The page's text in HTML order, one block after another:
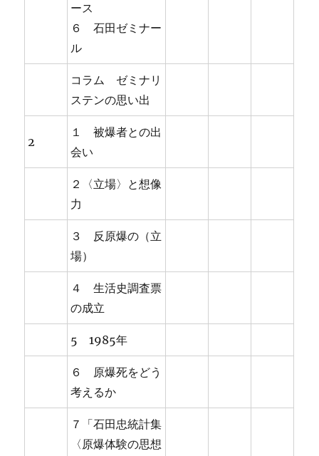
ース
６ 石田ゼミナー
ル
コラム ゼミナリ
ステンの思い出
2
１ 被爆者との出
会い
２〈立場〉と想像
力
３ 反原爆の（立
場）
４ 生活史調査票
の成立
5 1985年
６ 原爆死をどう
考えるか
７「石田忠統計集
〈原爆体験の思想